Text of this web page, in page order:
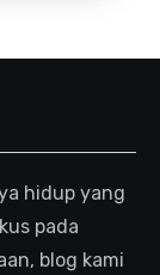
hidup yang
pada
blog kami